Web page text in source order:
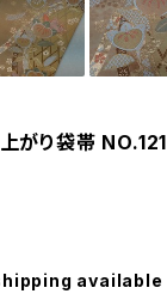
がり袋帯 NO.121
available